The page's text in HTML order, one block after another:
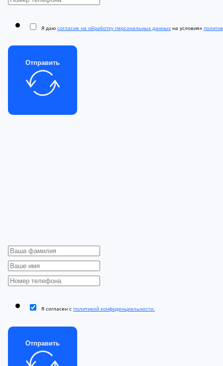
Я даю согласие на обработку персональных данных на условиях
Отправить
Я согласен с политикой конфиденциальности.
Отправить